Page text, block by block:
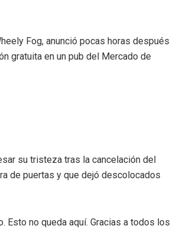
Fog, anunció pocas horas después
gratuita en un pub del Mercado de
su tristeza tras la cancelación del
de puertas y que dejó descolocados
no queda aquí. Gracias a todos los